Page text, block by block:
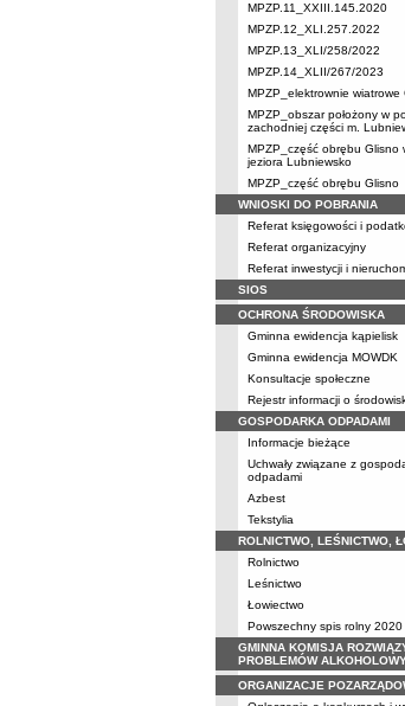
MPZP.11_XXIII.145.2020
MPZP.12_XLI.257.2022
MPZP.13_XLI/258/2022
MPZP.14_XLII/267/2023
MPZP_elektrownie wiatrowe
MPZP_obszar położony w
zachodniej części m.
MPZP_część obrębu Glisno
jeziora Lubniewsko
MPZP_część obrębu Glisno
WNIOSKI DO POBRANIA
Referat księgowości i
Referat organizacyjny
Referat inwestycji i
SIOS
OCHRONA ŚRODOWISKA
Gminna ewidencja kąpielisk
Gminna ewidencja MOWDK
Konsultacje społeczne
Rejestr informacji o
GOSPODARKA ODPADAMI
Informacje bieżące
Uchwały związane z
odpadami
Azbest
Tekstylia
ROLNICTWO, LEŚNICTWO,
Rolnictwo
Leśnictwo
Łowiectwo
Powszechny spis rolny 2020
GMINNA KOMISJA
PROBLEMÓW
ORGANIZACJE